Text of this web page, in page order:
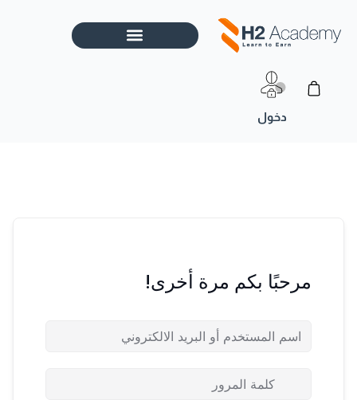
المحتوى
Cart
مرحبًا بكم مرة أخرى!